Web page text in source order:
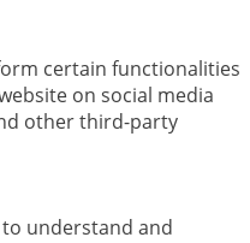
certain functionalities
on social media
other third-party
understand and